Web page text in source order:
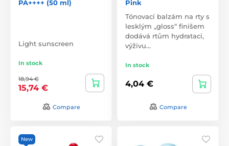
PA++++ (50 ml)
Light sunscreen
In stock
18,94 €
15,74 €
Compare
Pink
Tónovací balzám na rty s
lesklým „gloss“ finišem
dodává rtům hydrataci,
výživu…
In stock
4,04 €
Compare
New